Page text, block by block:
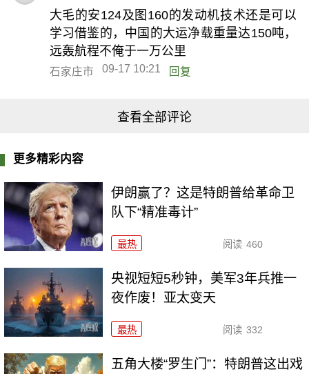
大毛的安124及图160的发动机技术还是可以
学习借鉴的，中国的大运净载重量达150吨，
远轰航程不俺于一万公里
石家庄市 09-17 10:21 回复
查看全部评论
更多精彩内容
伊朗赢了？这是特朗普给革命卫
队下“精准毒计”
最热 阅读 460
央视短短5秒钟，美军3年兵推一
夜作废！亚太变天
最热 阅读 332
五角大楼“罗生门”：特朗普这出戏